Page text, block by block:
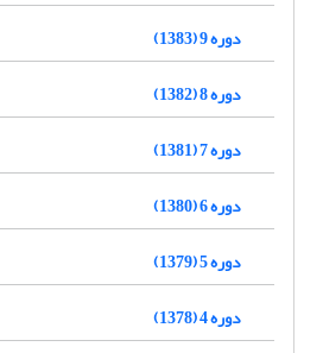
دوره 9 (1383)
دوره 8 (1382)
دوره 7 (1381)
دوره 6 (1380)
دوره 5 (1379)
دوره 4 (1378)